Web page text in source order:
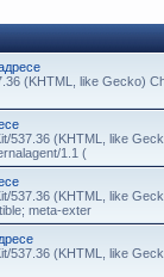
(KHTML, like Gecko)
537.36 (KHTML, like
1.1 (
537.36 (KHTML, like
meta-exter
537.36 (KHTML, like